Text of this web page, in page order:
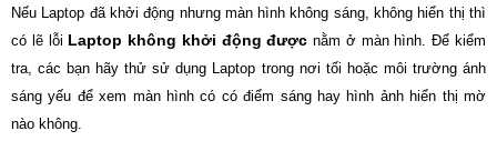
Nếu Laptop đã khởi động nhưng màn hình không sáng, không hiển thị thì
có lẽ lỗi Laptop không khởi động được nằm ở màn hình. Để kiểm
tra, các bạn hãy thử sử dụng Laptop trong nơi tối hoặc môi trường ánh
sáng yếu để xem màn hình có có điểm sáng hay hình ảnh hiển thị mờ
nào không.